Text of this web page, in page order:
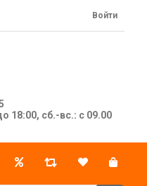
18:00, сб.-вс.: с 09.00
Войти